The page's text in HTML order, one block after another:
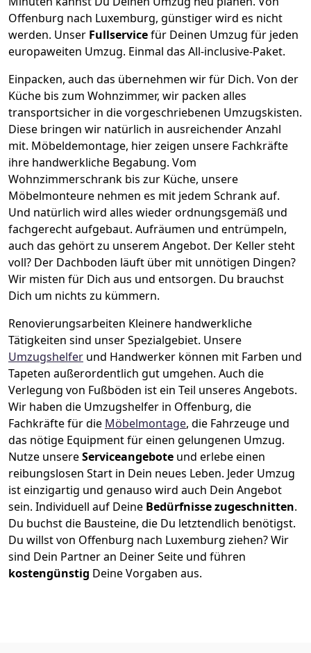
Offenburg nach Luxemburg, günstiger wird es nicht
werden. Unser Fullservicefür Deinen Umzug für jeden
europaweiten Umzug. Einmal das All-inclusive-Paket.
Einpacken, auch das übernehmen wir für Dich. Von der
Küche bis zum Wohnzimmer, wir packen alles
transportsicher in die vorgeschriebenen Umzugskisten.
Diese bringen wir natürlich in ausreichender Anzahl
mit. Möbeldemontage, hier zeigen unsere Fachkräfte
ihre handwerkliche Begabung. Vom
Wohnzimmerschrank bis zur Küche, unsere
Möbelmonteure nehmen es mit jedem Schrank auf.
Und natürlich wird alles wieder ordnungsgemäß und
fachgerecht aufgebaut. Aufräumen und entrümpeln,
auch das gehört zu unserem Angebot. Der Keller steht
voll? Der Dachboden läuft über mit unnötigen Dingen?
Wir misten für Dich aus und entsorgen. Du brauchst
Dich um nichts zu kümmern.
Renovierungsarbeiten Kleinere handwerkliche
Tätigkeiten sind unser Spezialgebiet. Unsere
Umzugshelfer und Handwerker können mit Farben und
Tapeten außerordentlich gut umgehen. Auch die
Verlegung von Fußböden ist ein Teil unseres Angebots.
Wir haben die Umzugshelfer in Offenburg, die
Fachkräfte für die Möbelmontage, die Fahrzeuge und
das nötige Equipment für einen gelungenen Umzug.
Nutze unsereServiceangebote und erlebe einen
reibungslosen Start in Dein neues Leben. Jeder Umzug
ist einzigartig und genauso wird auch Dein Angebot
sein. Individuell auf Deine Bedürfnisse zugeschnitten.
Du buchst die Bausteine, die Du letztendlich benötigst.
Du willst von Offenburg nach Luxemburg ziehen? Wir
sind Dein Partner an Deiner Seite und führen
kostengünstig Deine Vorgaben aus.